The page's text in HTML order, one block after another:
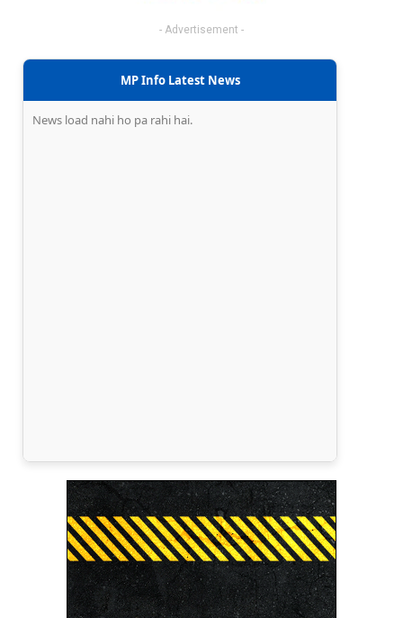
- Advertisement -
MP Info Latest News
News load nahi ho pa rahi hai.